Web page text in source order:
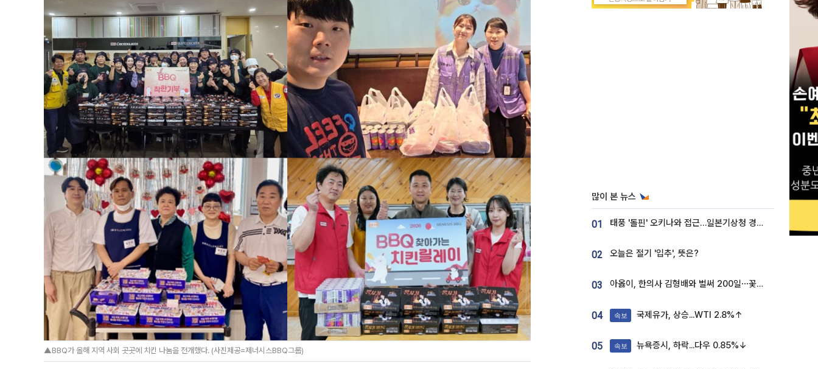
▲BBQ가 올해 지역 사회 곳곳에 치킨 나눔을 전개했다. (사진제공=제너시스BBQ그룹)
많이 본 뉴스
01 태풍 '돌핀' 오키나와 접근…일본기상청 경로 업데이트
02 오늘은 절기 '입추', 뜻은?
03 아옳이, 한의사 김형배와 벌써 200일⋯꽃다발 들고 "프러포즈 아냐"
04 속보 국제유가, 상승...WTI 2.8%↑
05 속보 뉴욕증시, 하락...다우 0.85%↓